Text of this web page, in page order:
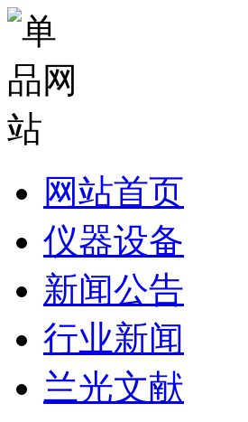
网站首页
仪器设备
新闻公告
行业新闻
兰光文献